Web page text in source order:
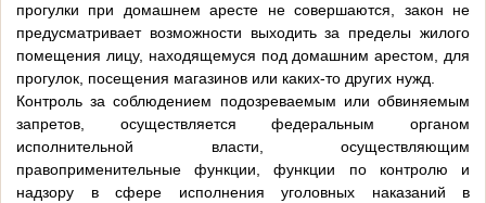
прогулки при домашнем аресте не совершаются, закон не
предусматривает возможности выходить за пределы жилого
помещения лицу, находящемуся под домашним арестом, для
прогулок, посещения магазинов или каких-то других нужд.
Контроль за соблюдением подозреваемым или обвиняемым
запретов, осуществляется федеральным органом
исполнительной власти, осуществляющим
правоприменительные функции, функции по контролю и
надзору в сфере исполнения уголовных наказаний в